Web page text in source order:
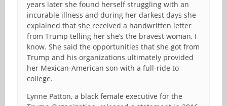
years later she found herself struggling with an
incurable illness and during her darkest days she
explained that she received a handwritten letter
from Trump telling her she’s the bravest woman, I
know. She said the opportunities that she got from
Trump and his organizations ultimately provided
her Mexican-American son with a full-ride to
college.
Lynne Patton, a black female executive for the